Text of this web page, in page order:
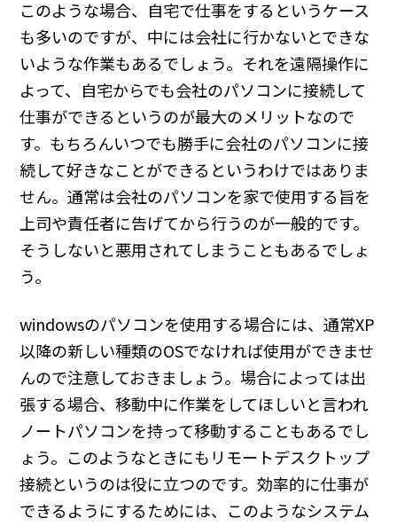
このような場合、自宅で仕事をするというケース
も多いのですが、中には会社に行かないとできな
いような作業もあるでしょう。それを遠隔操作に
よって、自宅からでも会社のパソコンに接続して
仕事ができるというのが最大のメリットなので
す。もちろんいつでも勝手に会社のパソコンに接
続して好きなことができるというわけではありま
せん。通常は会社のパソコンを家で使用する旨を
上司や責任者に告げてから行うのが一般的です。
そうしないと悪用されてしまうこともあるでしょ
う。
windowsのパソコンを使用する場合には、通常XP
以降の新しい種類のOSでなければ使用ができませ
んので注意しておきましょう。場合によっては出
張する場合、移動中に作業をしてほしいと言われ
ノートパソコンを持って移動することもあるでし
ょう。このようなときにもリモートデスクトップ
接続というのは役に立つのです。効率的に仕事が
できるようにするためには、このようなシステム